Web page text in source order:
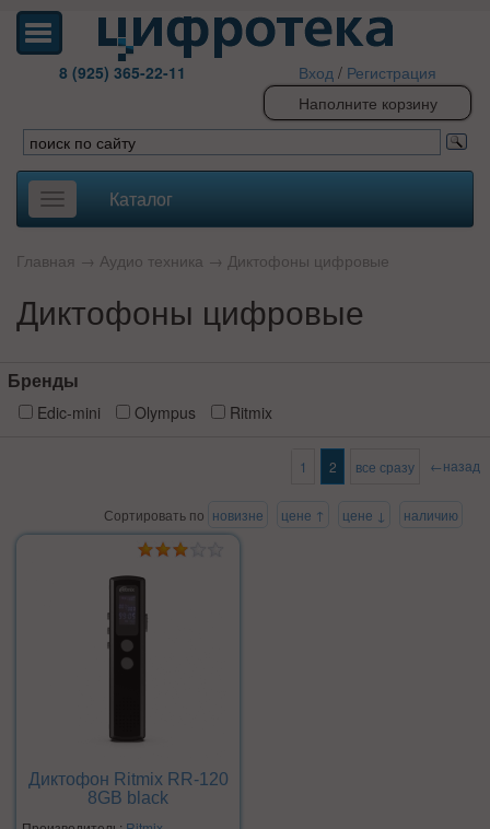
8 (925) 365-22-11 Вход / Регистрация
Наполните корзину
Toggle
navigation
Каталог
Главная → Аудио техника → Диктофоны цифровые
Диктофоны цифровые
Бренды
Edic-mini Olympus Ritmix
1 2 все сразу ←назад
Сортировать по новизне цене ↑ цене ↓ наличию
Диктофон Ritmix RR-120
8GB black